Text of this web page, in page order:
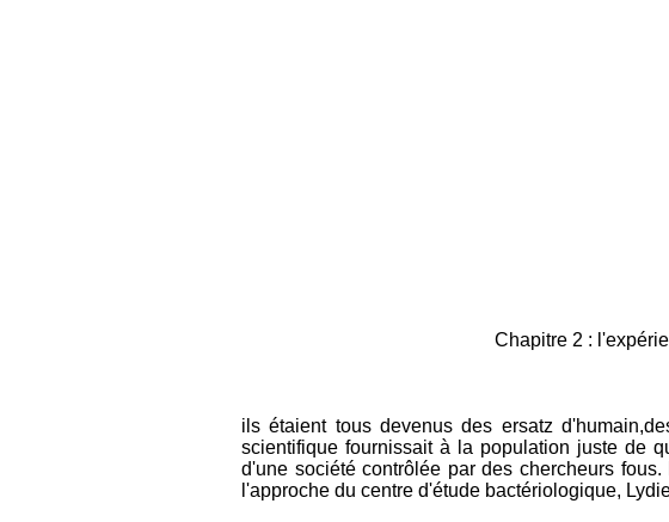
Chapitre 2 : l'expérience
ils étaient tous devenus des ersatz
scientifique fournissait à la population juste de
d'une société contrôlée par des chercheurs
l'approche du centre d'étude bactériologique,